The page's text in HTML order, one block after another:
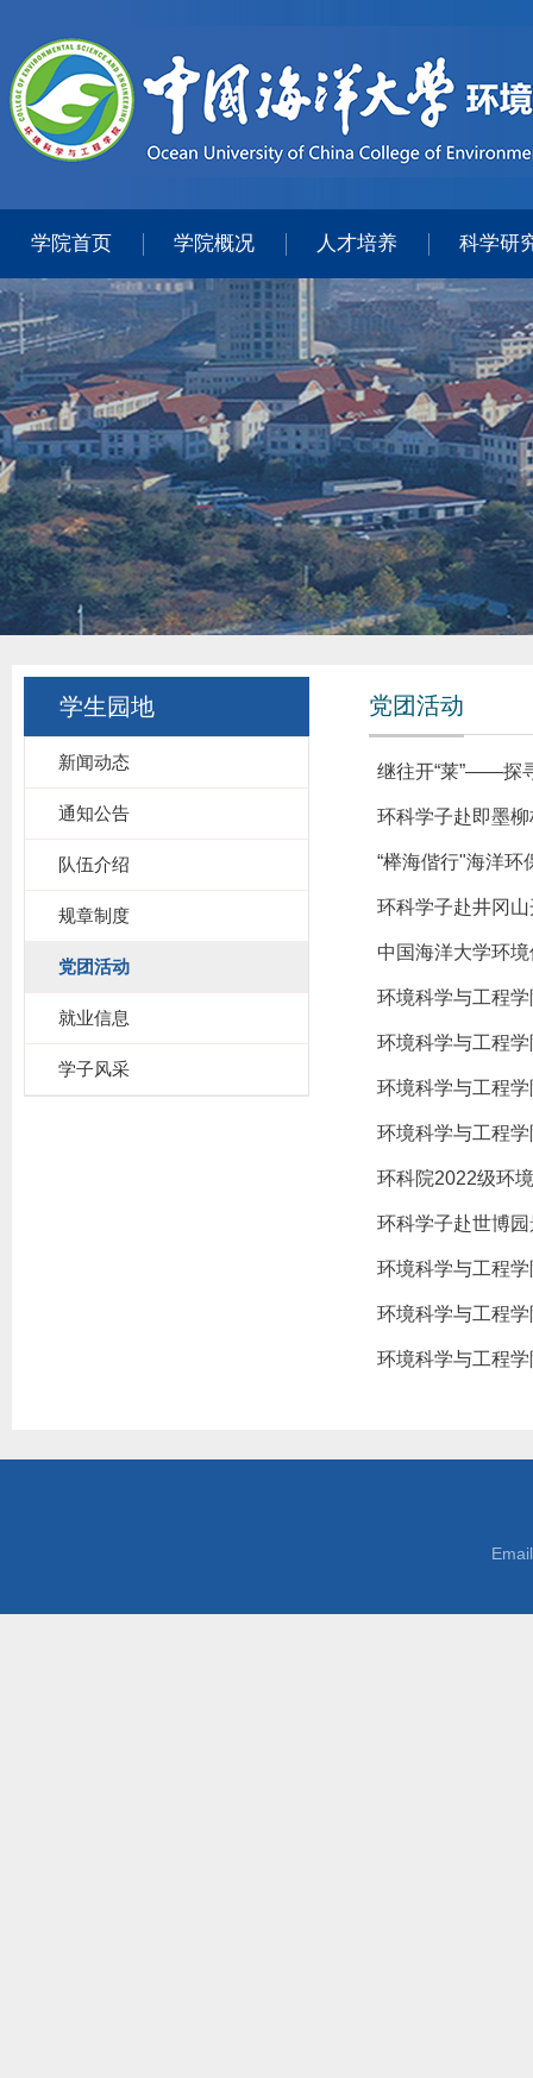
学院首页 学院概况 人才培养 科学研
学生园地
新闻动态
通知公告
队伍介绍
规章制度
党团活动
就业信息
学子风采
党团活动
继往开“莱”——探
环科学子赴即墨
“榉海偕行"海洋
环科学子赴井冈
中国海洋大学环
环境科学与工程
环境科学与工程
环境科学与工程
环境科学与工程
环科院2022级环
环科学子赴世博
环境科学与工程
环境科学与工程
环境科学与工程